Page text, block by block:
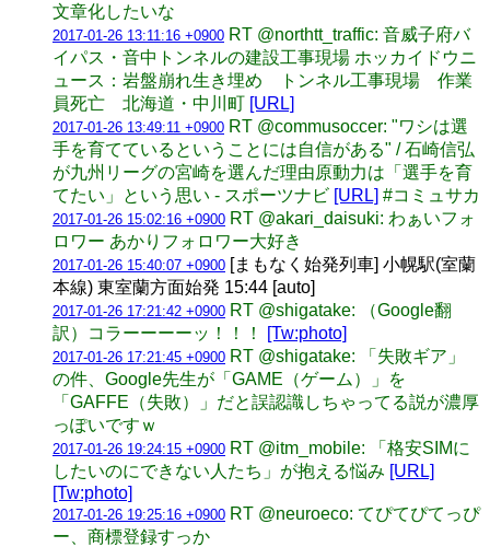
文章化したいな
2017-01-26 13:11:16 +0900 RT @northtt_traffic: 音威子府バ
イパス・音中トンネルの建設工事現場 ホッカイドウニ
ュース：岩盤崩れ生き埋め トンネル工事現場 作業
員死亡 北海道・中川町 [URL]
2017-01-26 13:49:11 +0900 RT @commusoccer: "ワシは選
手を育てているということには自信がある" / 石崎信弘
が九州リーグの宮崎を選んだ理由原動力は「選手を育
てたい」という思い - スポーツナビ [URL] #コミュサカ
2017-01-26 15:02:16 +0900 RT @akari_daisuki: わぁいフォ
ロワー あかりフォロワー大好き
2017-01-26 15:40:07 +0900 [まもなく始発列車] 小幌駅(室蘭
本線) 東室蘭方面始発 15:44 [auto]
2017-01-26 17:21:42 +0900 RT @shigatake: （Google翻
訳）コラーーーーッ！！！
[Tw:photo]
2017-01-26 17:21:45 +0900 RT @shigatake: 「失敗ギア」
の件、Google先生が「GAME（ゲーム）」を
「GAFFE（失敗）」だと誤認識しちゃってる説が濃厚
っぽいですｗ
2017-01-26 19:24:15 +0900 RT @itm_mobile: 「格安SIMに
したいのにできない人たち」が抱える悩み [URL]
[Tw:photo]
2017-01-26 19:25:16 +0900 RT @neuroeco: てぴてぴてっぴ
ー、商標登録すっか